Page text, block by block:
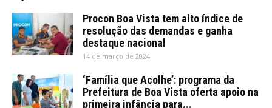
Procon Boa Vista tem alto índice de
resolução das demandas e ganha
destaque nacional
14 de março de 2024
‘Família que Acolhe’: programa da
Prefeitura de Boa Vista oferta apoio na
primeira infância para...